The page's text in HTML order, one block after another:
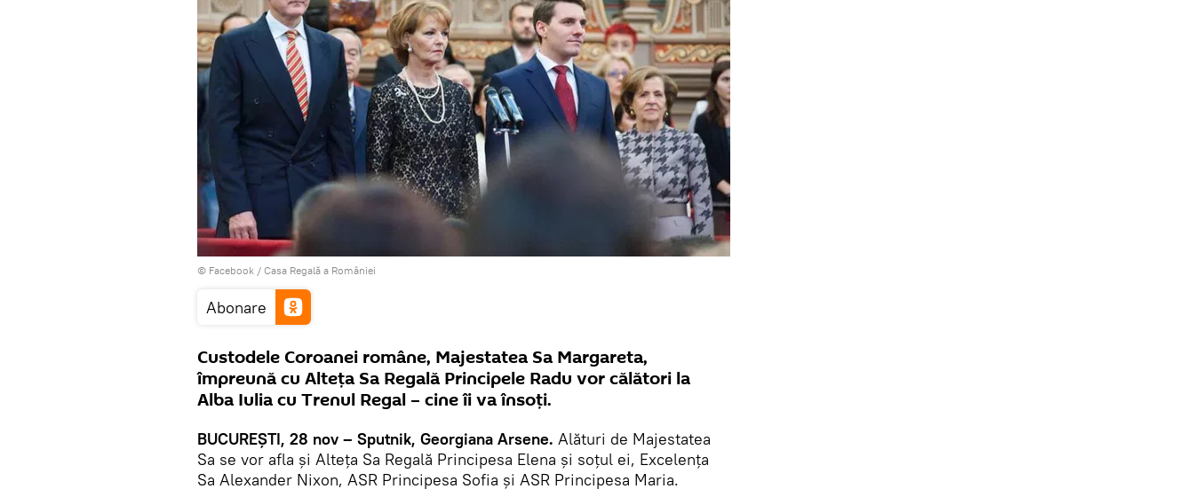
© Facebook / Casa Regală a României
Abonare
Custodele Coroanei române, Majestatea Sa Margareta,
împreună cu Alteţa Sa Regală Principele Radu vor călători la
Alba Iulia cu Trenul Regal – cine îi va însoţi.
BUCUREŞTI, 28 nov – Sputnik, Georgiana Arsene. Alături de Majestatea
Sa se vor afla şi Alteţa Sa Regală Principesa Elena şi soţul ei, Excelenţa
Sa Alexander Nixon, ASR Principesa Sofia şi ASR Principesa Maria.